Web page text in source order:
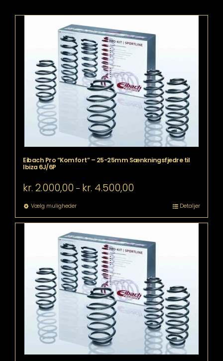
Eibach Pro “Komfort” – 25-25mm Sænkningsfjedre til
Ibiza 6J/6P
kr. 2.000,00 – kr. 4.500,00
Vælg mulighederDette
vare
har
flere
varianter.
Mulighederne
kan
vælges
på
varesiden
Detaljer